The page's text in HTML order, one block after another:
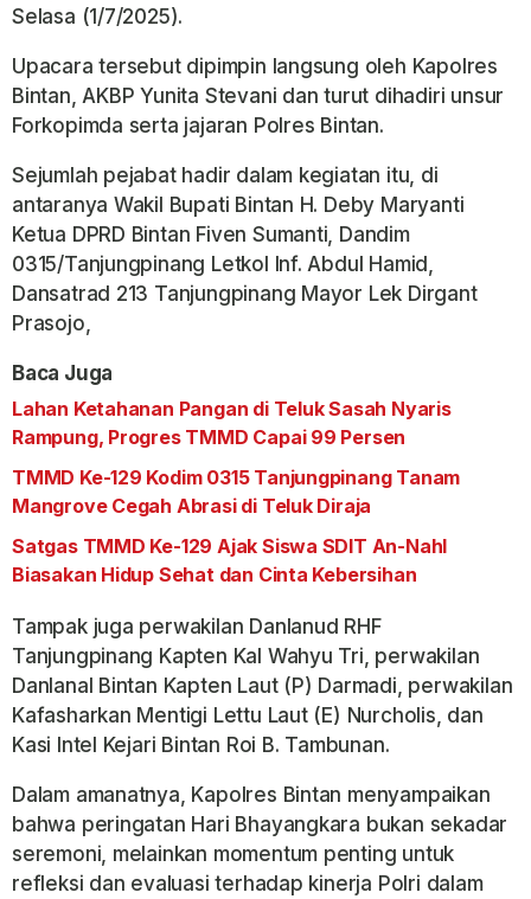
Selasa (1/7/2025).
Upacara tersebut dipimpin langsung oleh Kapolres
Bintan, AKBP Yunita Stevani dan turut dihadiri unsur
Forkopimda serta jajaran Polres Bintan.
Sejumlah pejabat hadir dalam kegiatan itu, di
antaranya Wakil Bupati Bintan H. Deby Maryanti
Ketua DPRD Bintan Fiven Sumanti, Dandim
0315/Tanjungpinang Letkol Inf. Abdul Hamid,
Dansatrad 213 Tanjungpinang Mayor Lek Dirgant
Prasojo,
Baca Juga
Lahan Ketahanan Pangan di Teluk Sasah Nyaris
Rampung, Progres TMMD Capai 99 Persen
TMMD Ke-129 Kodim 0315 Tanjungpinang Tanam
Mangrove Cegah Abrasi di Teluk Diraja
Satgas TMMD Ke-129 Ajak Siswa SDIT An-Nahl
Biasakan Hidup Sehat dan Cinta Kebersihan
Tampak juga perwakilan Danlanud RHF
Tanjungpinang Kapten Kal Wahyu Tri, perwakilan
Danlanal Bintan Kapten Laut (P) Darmadi, perwakilan
Kafasharkan Mentigi Lettu Laut (E) Nurcholis, dan
Kasi Intel Kejari Bintan Roi B. Tambunan.
Dalam amanatnya, Kapolres Bintan menyampaikan
bahwa peringatan Hari Bhayangkara bukan sekadar
seremoni, melainkan momentum penting untuk
refleksi dan evaluasi terhadap kinerja Polri dalam